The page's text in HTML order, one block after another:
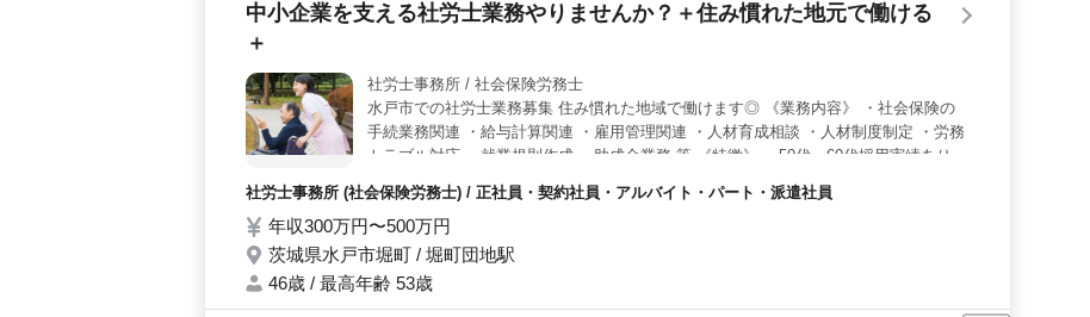
は年収300万円〜500万円で、通勤手当も実費支給しています。社会保険完備等の福利厚生が整
っており、働きながら安心して生活できる環境が整っています。
中小企業を支える社労士業務やりませんか？＋住み慣れた地元で働ける
＋
社労士事務所 / 社会保険労務士
水戸市での社労士業務募集 住み慣れた地域で働けます◎ 《業務内容》 ・社会保険の
手続業務関連 ・給与計算関連 ・雇用管理関連 ・人材育成相談 ・人材制度制定 ・労務
トラブル対応 ・就業規則作成 ・助成金業務 等 《特徴》 ・50代、60代採用実績あり
・車通勤可能 ブランクがあっても対応可能です◎ 皆様のご応募お待ちしております☆
社労士事務所 (社会保険労務士) / 正社員・契約社員・アルバイト・パート・派遣社員
年収300万円〜500万円
茨城県水戸市堀町 / 堀町団地駅
46歳 / 最高年齢 53歳